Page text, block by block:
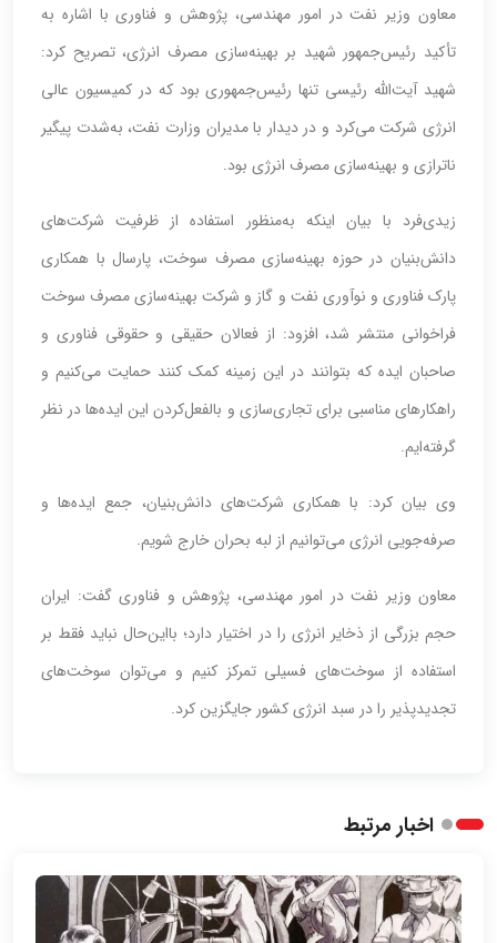
معاون وزیر نفت در امور مهندسی، پژوهش و فناوری با اشاره به
تأکید رئیس‌جمهور شهید بر بهینه‌سازی مصرف انرژی، تصریح کرد:
شهید آیت‌الله رئیسی تنها رئیس‌جمهوری بود که در کمیسیون عالی
انرژی شرکت می‌کرد و در دیدار با مدیران وزارت نفت، به‌شدت پیگیر
ناترازی و بهینه‌سازی مصرف انرژی بود.
زیدی‌فرد با بیان اینکه به‌منظور استفاده از ظرفیت شرکت‌های
دانش‌بنیان در حوزه بهینه‌سازی مصرف سوخت، پارسال با همکاری
پارک فناوری و نوآوری نفت و گاز و شرکت بهینه‌سازی مصرف سوخت
فراخوانی منتشر شد، افزود: از فعالان حقیقی و حقوقی فناوری و
صاحبان ایده که بتوانند در این زمینه کمک کنند حمایت می‌کنیم و
راهکارهای مناسبی برای تجاری‌سازی و بالفعل‌کردن این ایده‌ها در نظر
گرفته‌ایم.
وی بیان کرد: با همکاری شرکت‌های دانش‌بنیان، جمع ایده‌ها و
صرفه‌جویی انرژی می‌توانیم از لبه بحران خارج شویم.
معاون وزیر نفت در امور مهندسی، پژوهش و فناوری گفت: ایران
حجم بزرگی از ذخایر انرژی را در اختیار دارد؛ بااین‌حال نباید فقط بر
استفاده از سوخت‌های فسیلی تمرکز کنیم و می‌توان سوخت‌های
تجدیدپذیر را در سبد انرژی کشور جایگزین کرد.
اخبار مرتبط